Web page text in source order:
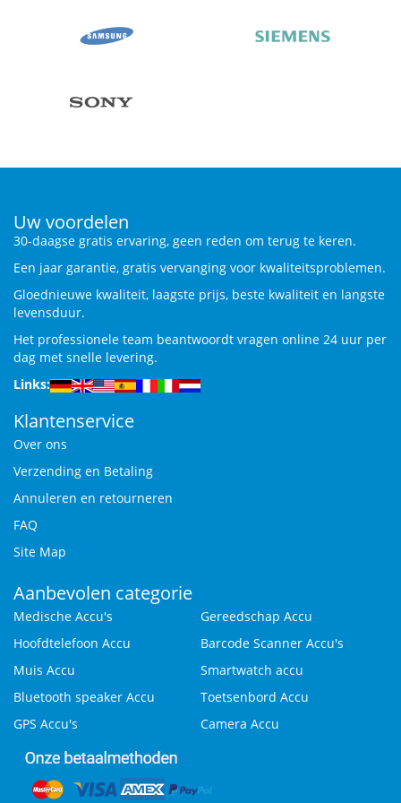
Uw voordelen
30-daagse gratis ervaring, geen reden om terug te keren.
Een jaar garantie, gratis vervanging voor kwaliteitsproblemen.
Gloednieuwe kwaliteit, laagste prijs, beste kwaliteit en langste
levensduur.
Het professionele team beantwoordt vragen online 24 uur per
dag met snelle levering.
Links:
Klantenservice
Over ons
Verzending en Betaling
Annuleren en retourneren
FAQ
Site Map
Aanbevolen categorie
Medische Accu's
Gereedschap Accu
Hoofdtelefoon Accu
Barcode Scanner Accu's
Muis Accu
Smartwatch accu
Bluetooth speaker Accu
Toetsenbord Accu
GPS Accu's
Camera Accu